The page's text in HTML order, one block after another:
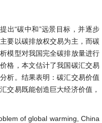
出“碳中和”远景目标，并逐步
要以碳排放权交易为主，而碳
模型对我国完全碳排放量进行
格，本文估计了我国碳汇交易
析。结果表明：碳汇交易价值
交易既能创造巨大经济价值，
of global warming, China